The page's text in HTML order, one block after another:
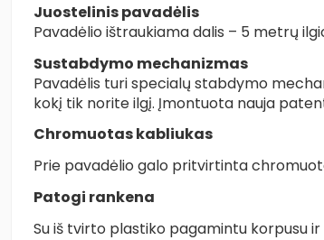
Juostelinis pavadėlis
Pavadėlio ištraukiama dalis – 5 metrų
Sustabdymo mechanizmas
Pavadėlis turi specialų stabdymo
kokį tik norite ilgį. Įmontuota nauja
Chromuotas kabliukas
Prie pavadėlio galo pritvirtinta
Patogi rankena
Su iš tvirto plastiko pagamintu korpusu